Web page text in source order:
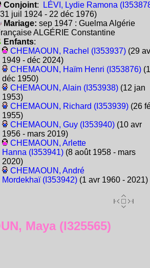
Conjoint:
LÉVI, Lydie Ramona
juil 1924 - 22 déc 1976)
Mariage: sep 1947 : Guelma Algérie
ALGÉRIE Constantine
Enfants:
CHEMAOUN, Rachel (I353937)(29
1949 - déc 2024)
CHEMAOUN, Haïm Henri (I353876)
déc 1950)
CHEMAOUN, Alain (I353938)(12 jan
1953)
CHEMAOUN, Richard (I353939)(26
1955)
CHEMAOUN, Guy (I353940)(10 avr
1956 - mars 2019)
CHEMAOUN, Arlette
Hanna (I353941)(8 août 1958 - mars
2020)
CHEMAOUN, André
Mordekhaï (I353942)(1 avr 1960 - 2021)
Maya (I325565)